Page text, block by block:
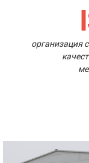
организация